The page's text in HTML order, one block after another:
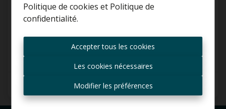
Politique de cookies et Politique de
confidentialité.
Accepter tous les cookies
Les cookies nécessaires
Modifier les préférences
Amands
91 m²
Toujours être le premier
informé des nouvelles
offres ?
mail